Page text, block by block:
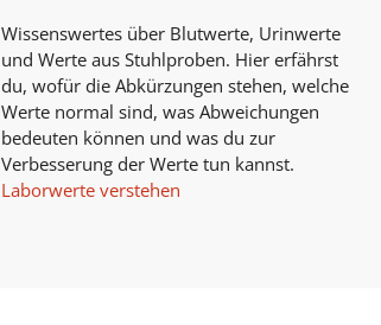
Wissenswertes über Blutwerte, Urinwerte
und Werte aus Stuhlproben. Hier erfährst
du, wofür die Abkürzungen stehen, welche
Werte normal sind, was Abweichungen
bedeuten können und was du zur
Verbesserung der Werte tun kannst.
Laborwerte verstehen